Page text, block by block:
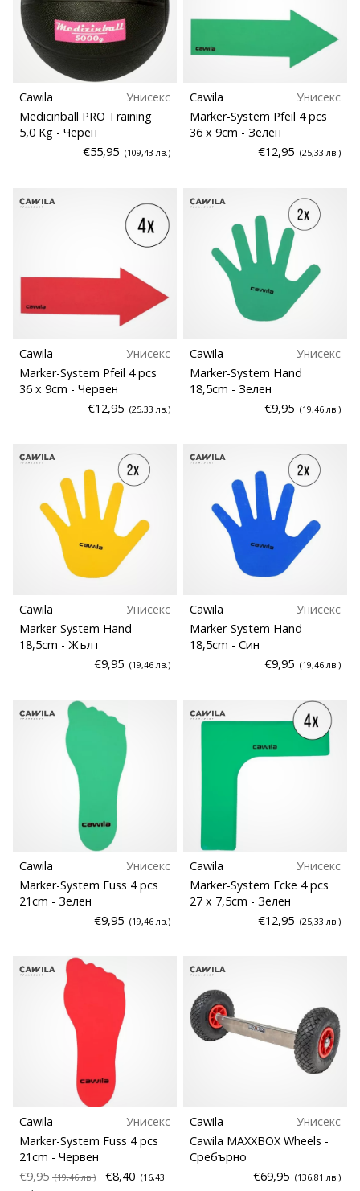
Cawila
Унисекс
Medicinball PRO Training
5,0 Kg - Черен
€55,95 (109,43 лв.)
Cawila
Унисекс
Marker-System Pfeil 4 pcs
36 x 9cm - Зелен
€12,95 (25,33 лв.)
Cawila
Унисекс
Marker-System Pfeil 4 pcs
36 x 9cm - Червен
€12,95 (25,33 лв.)
Cawila
Унисекс
Marker-System Hand
18,5cm - Зелен
€9,95 (19,46 лв.)
Cawila
Унисекс
Marker-System Hand
18,5cm - Жълт
€9,95 (19,46 лв.)
Cawila
Унисекс
Marker-System Hand
18,5cm - Син
€9,95 (19,46 лв.)
Cawila
Унисекс
Marker-System Fuss 4 pcs
21cm - Зелен
€9,95 (19,46 лв.)
Cawila
Унисекс
Marker-System Ecke 4 pcs
27 x 7,5cm - Зелен
€12,95 (25,33 лв.)
Cawila
Унисекс
Marker-System Fuss 4 pcs
21cm - Червен
€9,95(19,46 лв.) €8,40 (16,43
Cawila
Унисекс
Cawila MAXXBOX Wheels -
Сребърно
€69,95 (136,81 лв.)